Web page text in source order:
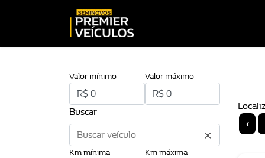
Valor mínimo Valor máximo
Buscar
Km mínima Km máxima
‹